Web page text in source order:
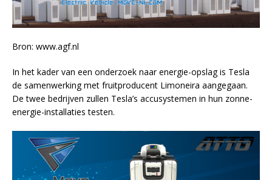
Bron: www.agf.nl
In het kader van een onderzoek naar energie-opslag is Tesla
de samenwerking met fruitproducent Limoneira aangegaan.
De twee bedrijven zullen Tesla’s accusystemen in hun zonne-
energie-installaties testen.